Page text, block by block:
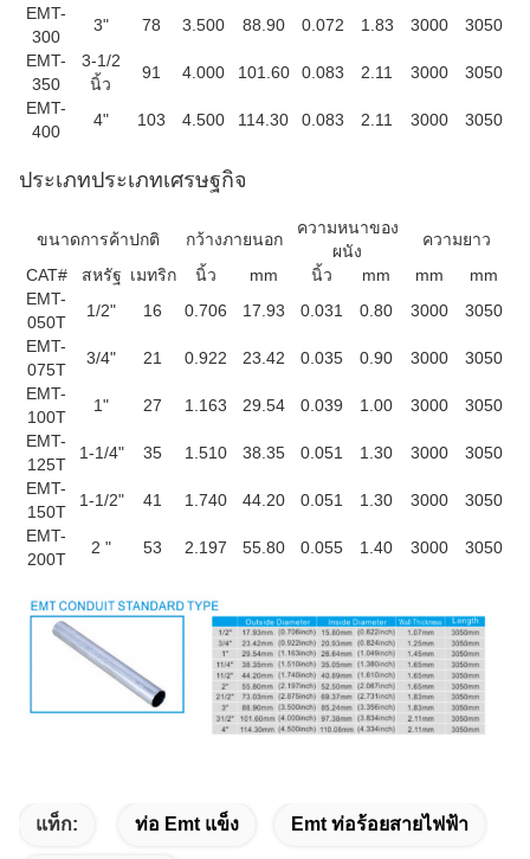
EMT-
300
3" 78 3.500 88.90 0.072 1.83 3000
3050
EMT-
350
3-1/2
นิ้ว
91 4.000 101.60 0.083 2.11 3000
3050
EMT-
400
4" 103 4.500 114.30 0.083 2.11 3000 3050
ประเภทประเภทเศรษฐกิจ
ขนาดการค้าปกติ กว้างภายนอก
ความหนาของ
ผนัง
ความยาว
CAT#
สหรัฐ เมทริก นิ้ว mm นิ้ว mm mm
mm
EMT-
050T
1/2" 16 0.706 17.93 0.031 0.80 3000
3050
EMT-
075T
3/4" 21 0.922 23.42 0.035 0.90 3000
3050
EMT-
100T
1" 27 1.163 29.54 0.039 1.00 3000
3050
EMT-
125T
1-1/4" 35 1.510 38.35 0.051 1.30 3000
3050
EMT-
150T
1-1/2" 41 1.740 44.20 0.051 1.30 3000
3050
EMT-
200T
2 " 53 2.197 55.80 0.055 1.40 3000 3050
แท็ก: ท่อ Emt แข็ง Emt ท่อร้อยสายไฟฟ้า